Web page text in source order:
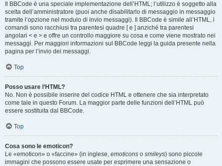
Il BBCode è una speciale implementazione dell’HTML; l’utilizzo è soggetto alla
scelta dell’amministratore (puoi anche disabilitarlo di messaggio in messaggio
tramite l’opzione nel modulo di invio messaggi). Il BBCode è simile all’HTML, i
comandi sono racchiusi tra parentesi quadre [ e ] anziché tra parentesi
angolari < e > e offre un controllo maggiore su cosa e come viene mostrato nei
messaggi. Per maggiori informazioni sul BBCode leggi la guida presente nella
pagina per l’invio dei messaggi.
Top
Posso usare l’HTML?
No. Non è possibile inserire del codice HTML e ottenere che sia interpretato
come tale in questo Forum. La maggior parte delle funzioni dell’HTML può
essere sostituita dal BBCode.
Top
Cosa sono le emoticon?
Le «emoticon» o «faccine» (in inglese, emoticons o smileys) sono piccole
immagini che possono essere usate per esprimere una sensazione o